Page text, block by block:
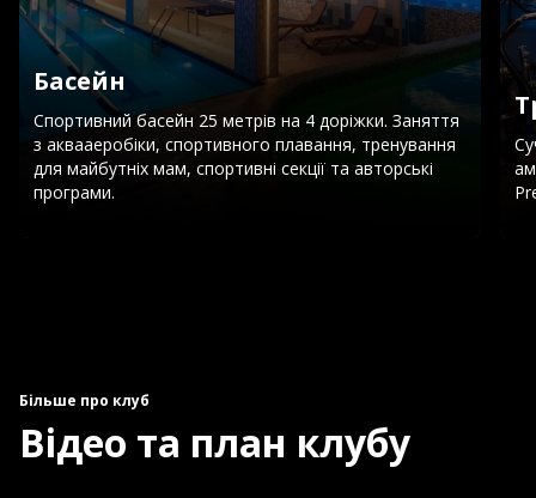
Басейн
Спортивний басейн 25 метрів на 4 доріжки. Заняття
з аквааеробіки, спортивного плавання, тренування
для майбутніх мам, спортивні секції та авторські
програми.
Більше про клуб
Відео та план клубу